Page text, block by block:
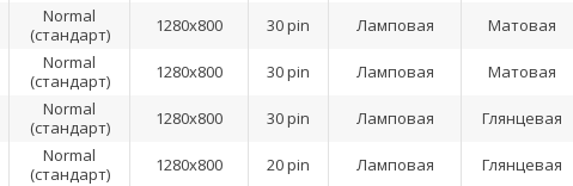
Normal
(стандарт)
1280x800 30 pin Ламповая Матовая
Normal
(стандарт)
1280x800 30 pin Ламповая Матовая
Normal
(стандарт)
1280x800 30 pin Ламповая Глянцевая
Normal
(стандарт)
1280x800 20 pin Ламповая Глянцевая